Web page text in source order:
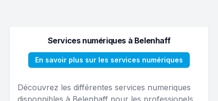
Services numériques à Belenhaff
En savoir plus sur les services numériques
Découvrez les différentes services numeriques
disponnibles à Belenhaff pour les professionels